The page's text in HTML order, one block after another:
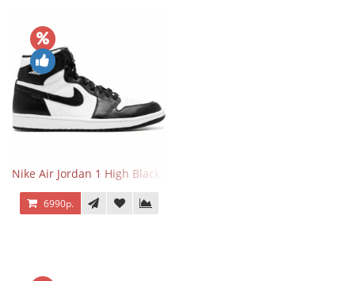
Nike Air Jordan 1 High Black/White
6990р.